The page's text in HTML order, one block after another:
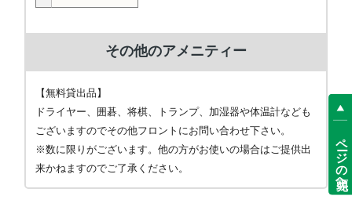
その他のアメニティー
【無料貸出品】
ドライヤー、囲碁、将棋、トランプ、加湿器や体温計なども
ございますのでその他フロントにお問い合わせ下さい。
※数に限りがございます。他の方がお使いの場合はご提供出
来かねますのでご了承ください。
ページの先頭へ